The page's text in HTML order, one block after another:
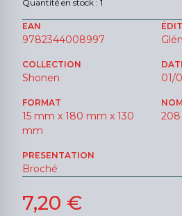
Quantité en stock : 1
EAN
9782344008997
COLLECTION
Shonen 01/
FORMAT
15 mm x 180 mm x 130
mm
208
PRESENTATION
Broché
7,20 €